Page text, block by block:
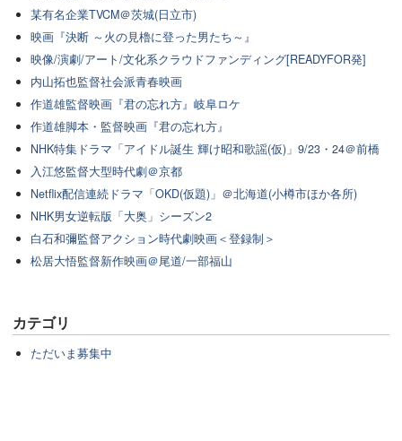
某有名企業TVCM＠茨城(日立市)
映画『決断 ～火の見櫓に登った男たち～』
映像/演劇/アート/文化系クラウドファンディング[READYFOR発]
内山拓也監督社会派青春映画
作道雄監督映画『君の忘れ方』岐阜ロケ
作道雄脚本・監督映画『君の忘れ方』
NHK特集ドラマ「アイドル誕生 輝け昭和歌謡(仮)」9/23・24＠前橋
入江悠監督大型時代劇＠京都
Netflix配信連続ドラマ「OKD(仮題)」＠北海道(小樽市ほか各所)
NHK男女逆転版「大奥」シーズン2
白石和彌監督アクション時代劇映画＜登録制＞
松居大悟監督新作映画＠尾道/一部福山
カテゴリ
ただいま募集中